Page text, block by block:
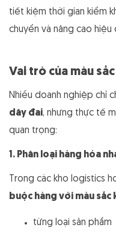
tiết kiệm thời gian kiểm
chuyển và nâng cao
Vai trò của màu
Nhiều doanh nghiệp chỉ
dây đai, nhưng thực tế
quan trọng:
1. Phân loại hàng hóa
Trong các kho logistics
buộc hàng với màu sắc
từng loại sản phẩm